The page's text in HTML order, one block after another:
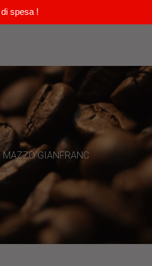
spesa !
GIANFRANC